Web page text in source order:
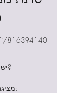
j/816394140